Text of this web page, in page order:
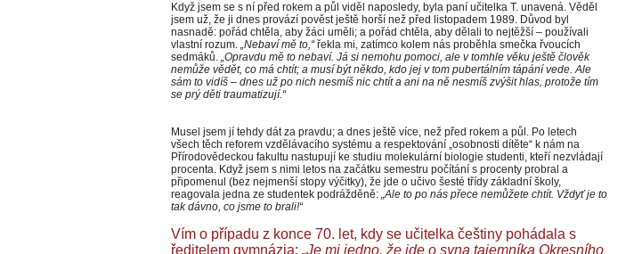
Když jsem se s ní před rokem a půl viděl naposledy, byla paní učitelka T. unavená. Věděl
jsem už, že ji dnes provází pověst ještě horší než před listopadem 1989. Důvod byl
nasnadě: pořád chtěla, aby žáci uměli; a pořád chtěla, aby dělali to nejtěžší – používali
vlastní rozum. „Nebaví mě to,“řekla mi, zatímco kolem nás proběhla smečka řvoucích
sedmáků. „Opravdu mě to nebaví. Já si nemohu pomoci, ale v tomhle věku ještě člověk
nemůže vědět, co má chtít; a musí být někdo, kdo jej v tom pubertálním tápání vede. Ale
sám to vidíš – dnes už po nich nesmíš nic chtít a ani na ně nesmíš zvýšit hlas, protože tím
se prý děti traumatizují.“
Musel jsem jí tehdy dát za pravdu; a dnes ještě více, než před rokem a půl. Po letech
všech těch reforem vzdělávacího systému a respektování „osobnosti dítěte“ k nám na
Přírodovědeckou fakultu nastupují ke studiu molekulární biologie studenti, kteří nezvládají
procenta. Když jsem s nimi letos na začátku semestru počítání s procenty probral a
připomenul (bez nejmenší stopy výčitky), že jde o učivo šesté třídy základní školy,
reagovala jedna ze studentek podrážděně: „Ale to po nás přece nemůžete chtít. Vždyť je to
tak dávno, co jsme to brali!“
Vím o případu z konce 70. let, kdy se učitelka češtiny pohádala s
ředitelem gymnázia: „Je mi jedno, že jde o syna tajemníka Okresního